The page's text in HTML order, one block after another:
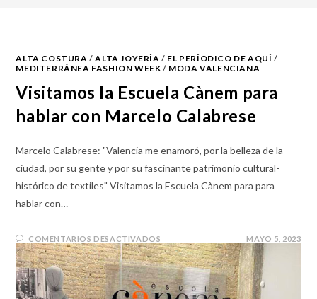
ALTA COSTURA /ALTA JOYERÍA / EL PERÍODICO DE AQUÍ /
MEDITERRÁNEA FASHION WEEK / MODA VALENCIANA
Visitamos la Escuela Cànem para
hablar con Marcelo Calabrese
Marcelo Calabrese: "Valencia me enamoró, por la belleza de la
ciudad, por su gente y por su fascinante patrimonio cultural-
histórico de textiles" Visitamos la Escuela Cànem para para
hablar con…
COMENTARIOS DESACTIVADOS MAYO 5, 2023